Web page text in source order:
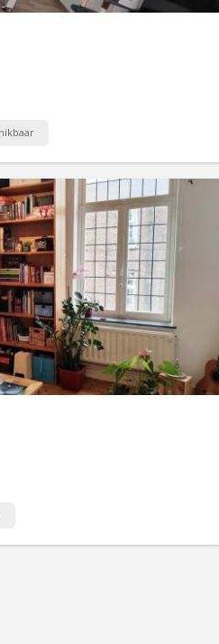
KV 1374
avec 4 belles chambres (3x20m2 +
étudiant(e)s, au calme avec jardin.
01/09/2026 - 31/08/2027 Pas de
d'animal Reste 1 chambres libre
Cour intérieure, jardin
100m2,...